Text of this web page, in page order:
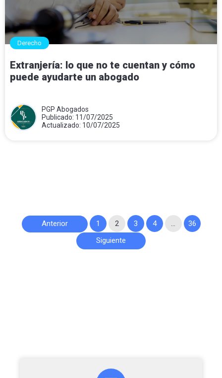
Derecho
Extranjería: lo que no te cuentan y cómo
puede ayudarte un abogado
PGP Abogados
Publicado: 11/07/2025
Actualizado: 10/07/2025
Paginación
Anterior 1 2 3 4 …
36
Siguiente